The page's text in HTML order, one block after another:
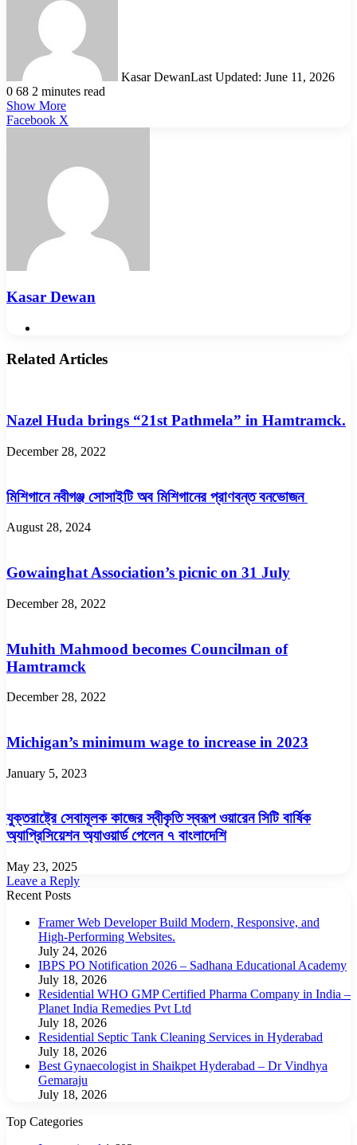
Kasar DewanLast Updated: June 11, 2026
0 68 2 minutes read
Show More
Facebook X
Kasar Dewan
Related Articles
Nazel Huda brings “21st Pathmela” in Hamtramck.
December 28, 2022
মিশিগানে নবীগঞ্জ সোসাইটি অব মিশিগানের প্রাণবন্ত বনভোজন
August 28, 2024
Gowainghat Association’s picnic on 31 July
December 28, 2022
Muhith Mahmood becomes Councilman of
Hamtramck
December 28, 2022
Michigan’s minimum wage to increase in 2023
January 5, 2023
যুক্তরাষ্ট্রে সেবামূলক কাজের স্বীকৃতি স্বরূপ ওয়ারেন সিটি বার্ষিক
অ্যাপ্রিসিয়েশন অ্যাওয়ার্ড পেলেন ৭ বাংলাদেশি
May 23, 2025
Leave a Reply
Recent Posts
Framer Web Developer Build Modern, Responsive, and
High-Performing Websites.
July 24, 2026
IBPS PO Notification 2026 – Sadhana Educational Academy
July 18, 2026
Residential WHO GMP Certified Pharma Company in India –
Planet India Remedies Pvt Ltd
July 18, 2026
Residential Septic Tank Cleaning Services in Hyderabad
July 18, 2026
Best Gynaecologist in Shaikpet Hyderabad – Dr Vindhya
Gemaraju
July 18, 2026
Top Categories